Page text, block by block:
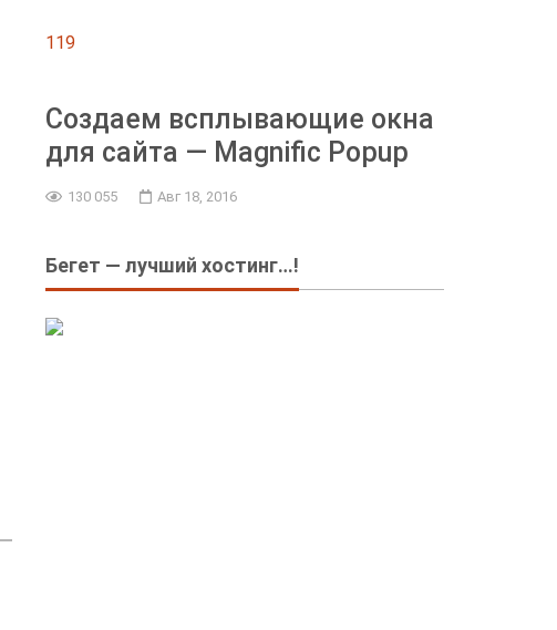
119
Создаем всплывающие окна
для сайта — Magnific Popup
130 055 Авг 18, 2016
Бегет — лучший хостинг…!